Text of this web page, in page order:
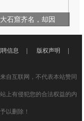
石窟齐名，却因
信息 | 版权声明
|
自互联网，不代表本站赞同
上有侵犯您的合法权益的内
以删除！